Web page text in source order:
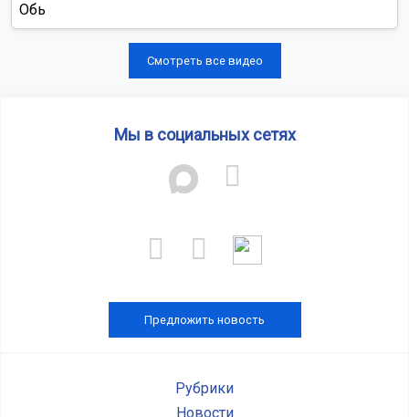
Обь
Смотреть все видео
Мы в социальных сетях
Предложить новость
Рубрики
Новости